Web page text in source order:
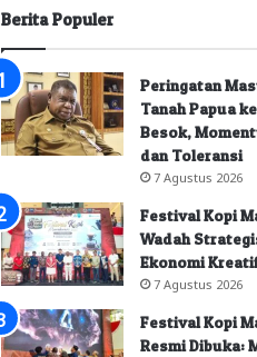
Berita Populer
Peringatan
Tanah Papua
Besok,
dan Toleransi
7 Agustus 2026
Festival Kopi
Wadah
Ekonomi
7 Agustus 2026
Festival Kopi
Resmi Dibuka: